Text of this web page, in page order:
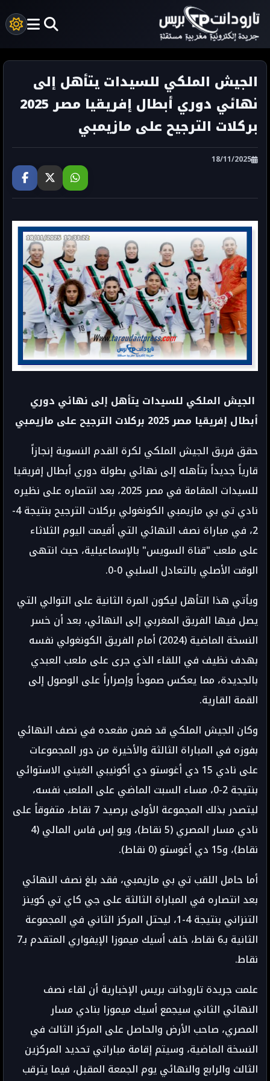
الجيش الملكي للسيدات يتأهل إلى
نهائي دوري أبطال إفريقيا مصر 2025
بركلات الترجيح على مازيمبي
18/11/2025
الجيش الملكي للسيدات يتأهل إلى نهائي دوري
أبطال إفريقيا مصر 2025 بركلات الترجيح على مازيمبي
حقق فريق الجيش الملكي لكرة القدم النسوية إنجازاً
قارياً جديداً بتأهله إلى نهائي بطولة دوري أبطال إفريقيا
للسيدات المقامة في مصر 2025، بعد انتصاره على نظيره
نادي تي بي مازيمبي الكونغولي بركلات الترجيح بنتيجة 4-
2، في مباراة نصف النهائي التي أقيمت اليوم الثلاثاء
على ملعب "قناة السويس" بالإسماعيلية، حيث انتهى
الوقت الأصلي بالتعادل السلبي 0-0.
ويأتي هذا التأهل ليكون المرة الثانية على التوالي التي
يصل فيها الفريق المغربي إلى النهائي، بعد أن خسر
النسخة الماضية (2024) أمام الفريق الكونغولي نفسه
بهدف نظيف في اللقاء الذي جرى على ملعب العبدي
بالجديدة، مما يعكس صموداً وإصراراً على الوصول إلى
القمة القارية.
وكان الجيش الملكي قد ضمن مقعده في نصف النهائي
بفوزه في المباراة الثالثة والأخيرة من دور المجموعات
على نادي 15 دي أغوستو دي أكونيبي الغيني الاستوائي
بنتيجة 2-0، مساء السبت الماضي على الملعب نفسه،
ليتصدر بذلك المجموعة الأولى برصيد 7 نقاط، متفوقاً على
نادي مسار المصري (5 نقاط)، ويو إس فاس المالي (4
نقاط)، و15 دي أغوستو (0 نقاط).
أما حامل اللقب تي بي مازيمبي، فقد بلغ نصف النهائي
بعد انتصاره في المباراة الثالثة على جي كاي تي كوينز
التنزاني بنتيجة 4-1، ليحتل المركز الثاني في المجموعة
الثانية بـ6 نقاط، خلف أسيك ميموزا الإيفواري المتقدم بـ7
نقاط.
علمت جريدة تارودانت بريس الإخبارية أن لقاء نصف
النهائي الثاني سيجمع أسيك ميموزا بنادي مسار
المصري، صاحب الأرض والحاصل على المركز الثالث في
النسخة الماضية، وسيتم إقامة مباراتي تحديد المركزين
الثالث والرابع والنهائي يوم الجمعة المقبل، فيما يترقب